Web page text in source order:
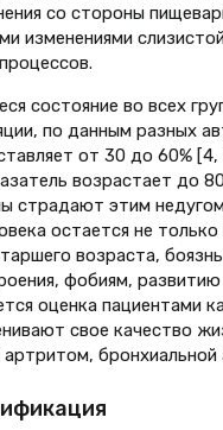
со стороны
изменениями
состояние во всех
по данным разных
от 30 до 60%
возрастает до
страдают этим
остается не
возраста,
фобиям,
оценка пациентами
свое качество